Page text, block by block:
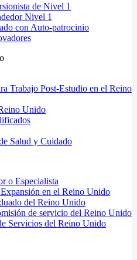
de Nivel 1
Nivel 1
con Auto-patrocinio
Trabajo Post-Estudio en el Reino
Unido
Salud y Cuidado
o Especialista
en el Reino Unido
del Reino Unido
de servicio del Reino Unido
Servicios del Reino Unido